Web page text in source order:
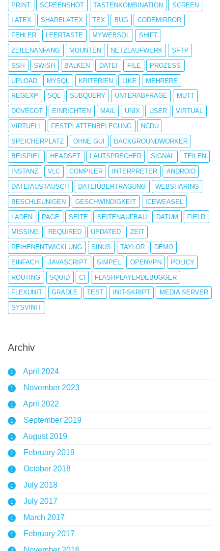
PRINT SCREENSHOT TASTENKOMBINATION SCREEN
LATEX SHARELATEX TEX BUG CODEMIRROR
FEHLER LEERTASTE MYWEBSQL SHIFT
ZEILENANFANG MOUNTEN NETZLAUFWERK SFTP
SSH SWISH BALKEN DATEI FILE PROZESS
UPLOAD MYSQL KRITERIEN LIKE MEHRERE
REGEXP SQL SUBQUERY UNTERABFRAGE MUTT
DOVECOT EINRICHTEN MAIL UNIX USER VIRTUAL
VIRTUELL FESTPLATTENBELEGUNG NCDU
SPEICHERPLATZ OHNE GUI BACKGROUNDWORKER
BEISPIEL HEADSET LAUTSPRECHER SIGNAL TEILEN
INSTANZ VLC COMPILER INTERPRETER ANDROID
DATEIAUSTAUSCH DATEIÜBERTRAGUNG WEBSHARING
BESCHLEUNIGEN GESCHWINDIGKEIT ICEWEASEL
LADEN PAGE SEITE SEITENAUFBAU DATUM FIELD
MISSING REQUIRED UPDATED ZEIT
REIHENENTWICKLUNG SINUS TAYLOR DEMO
EINFACH JAVASCRIPT SIMPEL OPENVPN POLICY
ROUTING SQUID CI FLASHPLAYERDEBUGGER
FLEXUNIT GRADLE TEST INIT-SKRIPT MEDIA SERVER
SYSVINIT
Archiv
1 April 2024
1 November 2023
1 April 2022
1 September 2019
1 August 2019
1 February 2019
1 October 2018
1 July 2018
1 July 2017
1 March 2017
1 February 2017